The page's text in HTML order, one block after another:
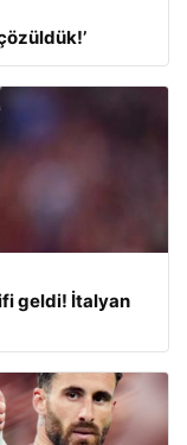
geldi! İtalyan